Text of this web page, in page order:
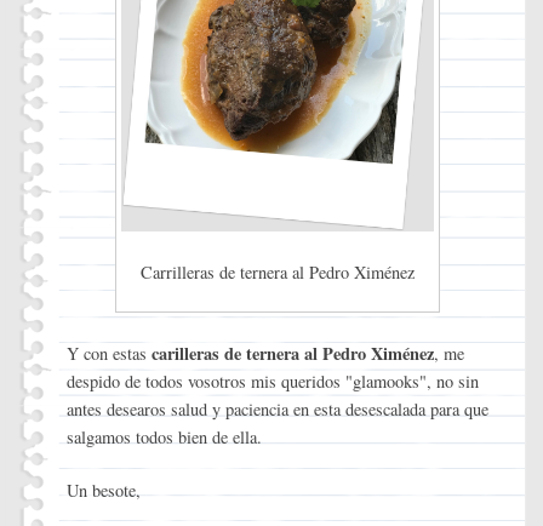
Carrilleras de ternera al Pedro Ximénez
Y con estascarilleras de ternera al Pedro Ximénez, me
despido de todos vosotros mis queridos "glamooks", no sin
antes desearos salud y paciencia en esta desescalada para que
salgamos todos bien de ella.
Un besote,